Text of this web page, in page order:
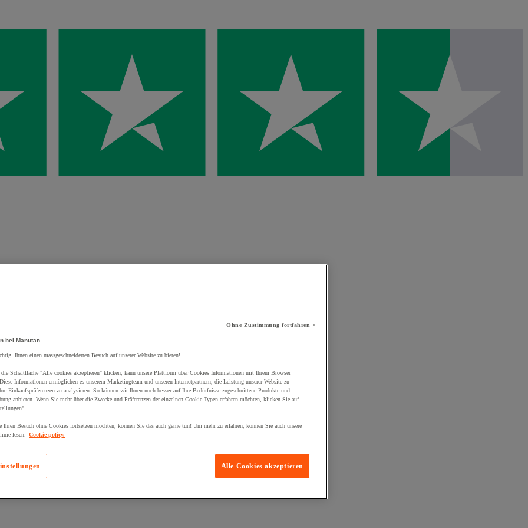
zum Warenkorb hinzugefügt:
Ohne Zustimmung fortfahren >
bei Manutan
Ihnen einen massgeschneiderten Besuch auf unserer Website zu bieten!
die Schaltfläche "Alle cookies akzeptieren" klicken, kann unsere Plattform über Cookies Informationen mit Ihrem Browser
Informationen ermöglichen es unserem Marketingteam und unseren Internetpartnern, die Leistung unserer Website zu
Einkaufspräferenzen zu analysieren. So können wir Ihnen noch besser auf Ihre Bedürfnisse zugeschnittene Produkte und
anbieten. Wenn Sie mehr über die Zwecke und Präferenzen der einzelnen Cookie-Typen erfahren möchten, klicken Sie auf
Ihren Besuch ohne Cookies fortsetzen möchten, können Sie das auch gerne tun! Um mehr zu erfahren, können Sie auch unsere
lesen.
Cookie policy.
Alle Cookies akzeptieren